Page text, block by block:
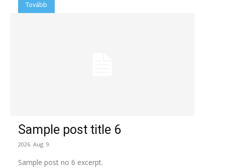
Tovább
Sample post title 6
2026. Aug. 9.
Sample post no 6 excerpt.